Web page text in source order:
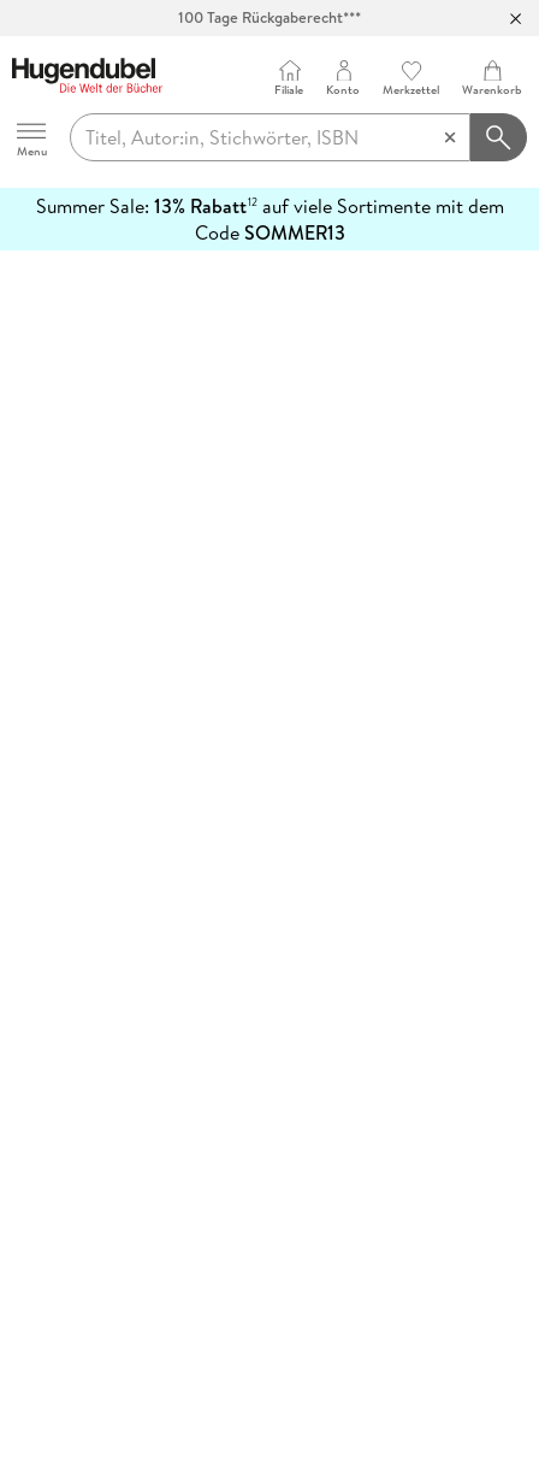
100 Tage Rückgaberecht***
Hugendubel
Menu
Filiale Konto Merkzettel Warenkorb
Summer Sale: 13% Rabatt12auf viele Sortimente mit dem
CodeSOMMER13
erfahren